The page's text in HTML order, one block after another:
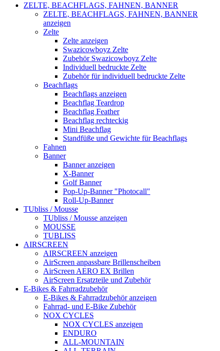
ZELTE, BEACHFLAGS, FAHNEN, BANNER
ZELTE, BEACHFLAGS, FAHNEN, BANNER
anzeigen
Zelte
Zelte anzeigen
Swazicowboyz Zelte
Zubehör Swazicowboyz Zelte
Individuell bedruckte Zelte
Zubehör für individuell bedruckte Zelte
Beachflags
Beachflags anzeigen
Beachflag Teardrop
Beachflag Feather
Beachflag rechteckig
Mini Beachflag
Standfüße und Gewichte für Beachflags
Fahnen
Banner
Banner anzeigen
X-Banner
Golf Banner
Pop-Up-Banner "Photocall"
Roll-Up-Banner
TUbliss / Mousse
TUbliss / Mousse anzeigen
MOUSSE
TUBLISS
AIRSCREEN
AIRSCREEN anzeigen
AirScreen anpassbare Brillenscheiben
AirScreen AERO EX Brillen
AirScreen Ersatzteile und Zubehör
E-Bikes & Fahrradzubehör
E-Bikes & Fahrradzubehör anzeigen
Fahrrad- und E-Bike Zubehör
NOX CYCLES
NOX CYCLES anzeigen
ENDURO
ALL-MOUNTAIN